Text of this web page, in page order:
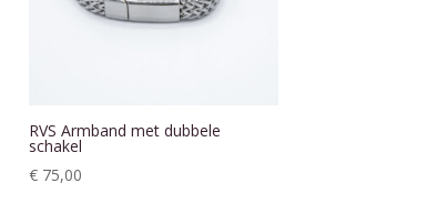
RVS Armband met dubbele
schakel
€ 75,00